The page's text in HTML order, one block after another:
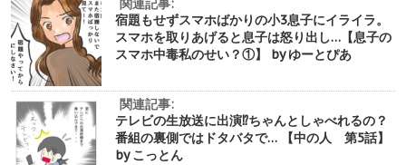
関連記事:
宿題もせずスマホばかりの小3息子にイライラ。
スマホを取りあげると息子は怒り出し…【息子の
スマホ中毒私のせい？①】 by ゆーとぴあ
関連記事:
テレビの生放送に出演⁉︎ちゃんとしゃべれるの？
番組の裏側ではドタバタで… 【中の人 第5話】
by こっとん